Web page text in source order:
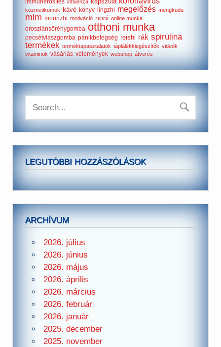
influenza
kozmetikumok kávé könyv lingzhi megelőzés mengkudu
mlm morinzhi motiváció noni online munka
oroszlánsörénygomba otthoni munka
pecsétviaszgomba pánikbetegség reishi rák spirulina
termékek terméktapasztalatok táplálékkiegészítők videók
vitaminok vásárlás vélemények webshop átverés
LEGUTÓBBI HOZZÁSZÓLÁSOK
ARCHÍVUM
2026. július
2026. június
2026. május
2026. április
2026. március
2026. február
2026. január
2025. december
2025. november